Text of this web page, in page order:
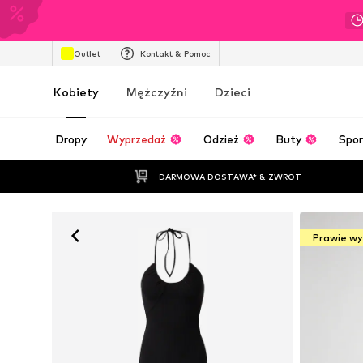
Outlet Kontakt & Pomoc
Kobiety Mężczyźni Dzieci
Dropy Wyprzedaż Odzież Buty
DARMOWA DOSTAWA* & ZWROT
Prawie